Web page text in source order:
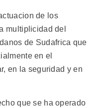
de los
multiplicidad del
de Sudafrica que
en el
en la seguridad y en
que se ha operado